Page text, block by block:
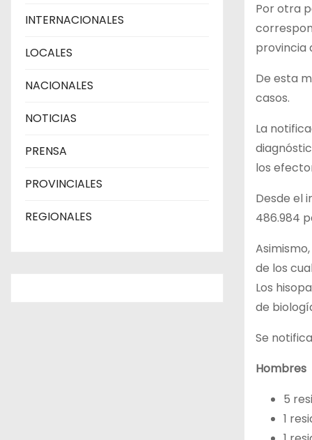
INTERNACIONALES
LOCALES
NACIONALES
NOTICIAS
PRENSA
PROVINCIALES
REGIONALES
Por otra
provincia
De esta
casos.
La
los
Desde el
486.984
de los
Los
de
Se
Hombres
5
1